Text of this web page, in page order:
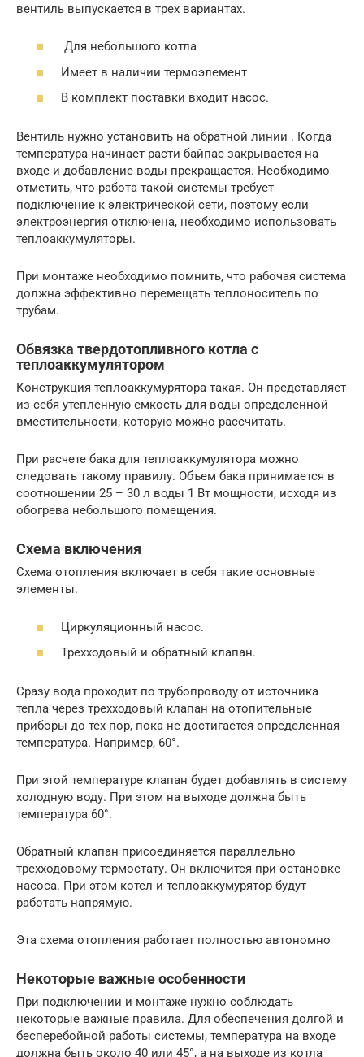
вентиль выпускается в трех вариантах.
Для небольшого котла
Имеет в наличии термоэлемент
В комплект поставки входит насос.
Вентиль нужно установить на обратной линии . Когда
температура начинает расти байпас закрывается на
входе и добавление воды прекращается. Необходимо
отметить, что работа такой системы требует
подключение к электрической сети, поэтому если
электроэнергия отключена, необходимо использовать
теплоаккумуляторы.
При монтаже необходимо помнить, что рабочая система
должна эффективно перемещать теплоноситель по
трубам.
Обвязка твердотопливного котла с
теплоаккумулятором
Конструкция теплоаккумурятора такая. Он представляет
из себя утепленную емкость для воды определенной
вместительности, которую можно рассчитать.
При расчете бака для теплоаккумулятора можно
следовать такому правилу. Объем бака принимается в
соотношении 25 – 30 л воды 1 Вт мощности, исходя из
обогрева небольшого помещения.
Схема включения
Схема отопления включает в себя такие основные
элементы.
Циркуляционный насос.
Трехходовый и обратный клапан.
Сразу вода проходит по трубопроводу от источника
тепла через трехходовый клапан на отопительные
приборы до тех пор, пока не достигается определенная
температура. Например, 60°.
При этой температуре клапан будет добавлять в систему
холодную воду. При этом на выходе должна быть
температура 60°.
Обратный клапан присоединяется параллельно
трехходовому термостату. Он включится при остановке
насоса. При этом котел и теплоаккумурятор будут
работать напрямую.
Эта схема отопления работает полностью автономно
Некоторые важные особенности
При подключении и монтаже нужно соблюдать
некоторые важные правила. Для обеспечения долгой и
бесперебойной работы системы, температура на входе
должна быть около 40 или 45°, а на выходе из котла